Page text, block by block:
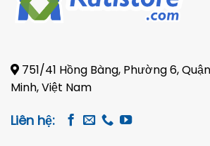
751/41 Hồng Bàng, Phường 6,
Minh, Việt Nam
Liên hệ: